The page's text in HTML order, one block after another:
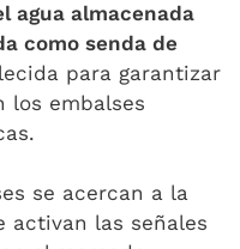
agua almacenada
como senda de
para garantizar
los embalses
se acercan a la
activan las señales